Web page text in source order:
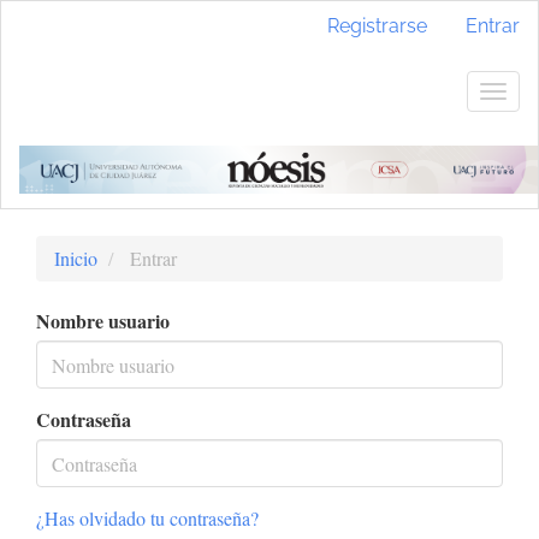
lateral
Registrarse Entrar
Inicio Entrar
Nombre usuario
Contraseña
¿Has olvidado tu contraseña?